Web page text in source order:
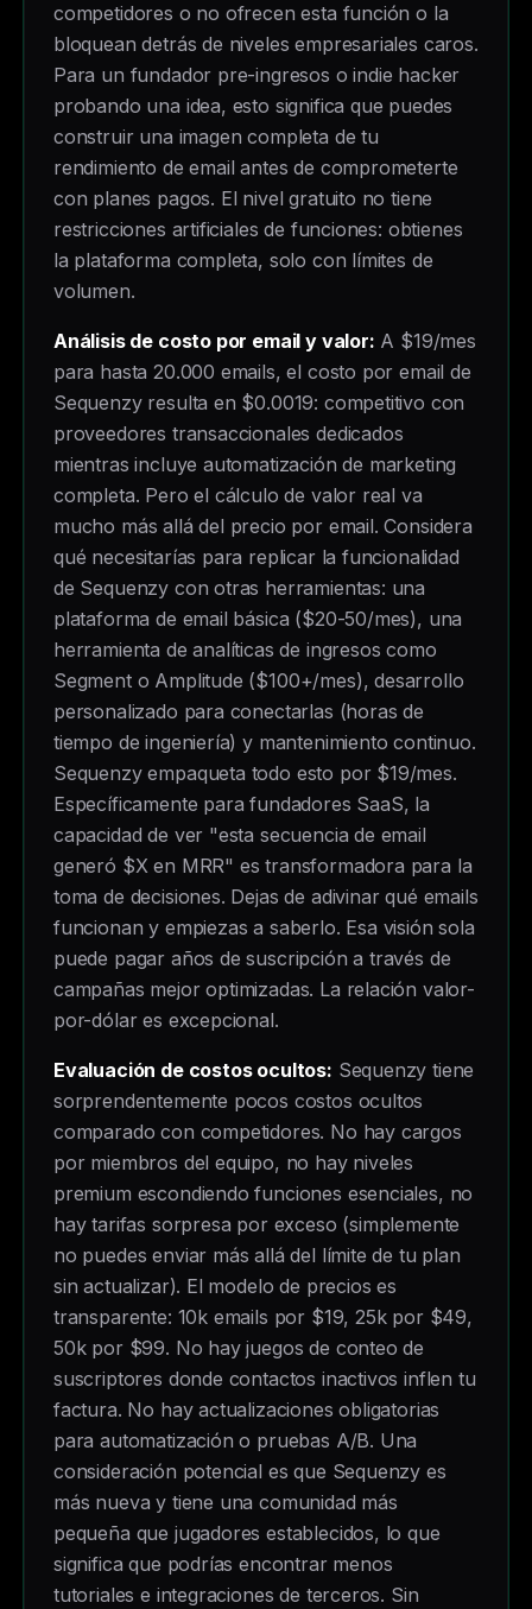
competidores o no ofrecen esta función o la
bloquean detrás de niveles empresariales caros.
Para un fundador pre-ingresos o indie hacker
probando una idea, esto significa que puedes
construir una imagen completa de tu
rendimiento de email antes de comprometerte
con planes pagos. El nivel gratuito no tiene
restricciones artificiales de funciones: obtienes
la plataforma completa, solo con límites de
volumen.
Análisis de costo por email y valor: A $19/mes
para hasta 20.000 emails, el costo por email de
Sequenzy resulta en $0.0019: competitivo con
proveedores transaccionales dedicados
mientras incluye automatización de marketing
completa. Pero el cálculo de valor real va
mucho más allá del precio por email. Considera
qué necesitarías para replicar la funcionalidad
de Sequenzy con otras herramientas: una
plataforma de email básica ($20-50/mes), una
herramienta de analíticas de ingresos como
Segment o Amplitude ($100+/mes), desarrollo
personalizado para conectarlas (horas de
tiempo de ingeniería) y mantenimiento continuo.
Sequenzy empaqueta todo esto por $19/mes.
Específicamente para fundadores SaaS, la
capacidad de ver "esta secuencia de email
generó $X en MRR" es transformadora para la
toma de decisiones. Dejas de adivinar qué emails
funcionan y empiezas a saberlo. Esa visión sola
puede pagar años de suscripción a través de
campañas mejor optimizadas. La relación valor-
por-dólar es excepcional.
Evaluación de costos ocultos: Sequenzy tiene
sorprendentemente pocos costos ocultos
comparado con competidores. No hay cargos
por miembros del equipo, no hay niveles
premium escondiendo funciones esenciales, no
hay tarifas sorpresa por exceso (simplemente
no puedes enviar más allá del límite de tu plan
sin actualizar). El modelo de precios es
transparente: 10k emails por $19, 25k por $49,
50k por $99. No hay juegos de conteo de
suscriptores donde contactos inactivos inflen tu
factura. No hay actualizaciones obligatorias
para automatización o pruebas A/B. Una
consideración potencial es que Sequenzy es
más nueva y tiene una comunidad más
pequeña que jugadores establecidos, lo que
significa que podrías encontrar menos
tutoriales e integraciones de terceros. Sin